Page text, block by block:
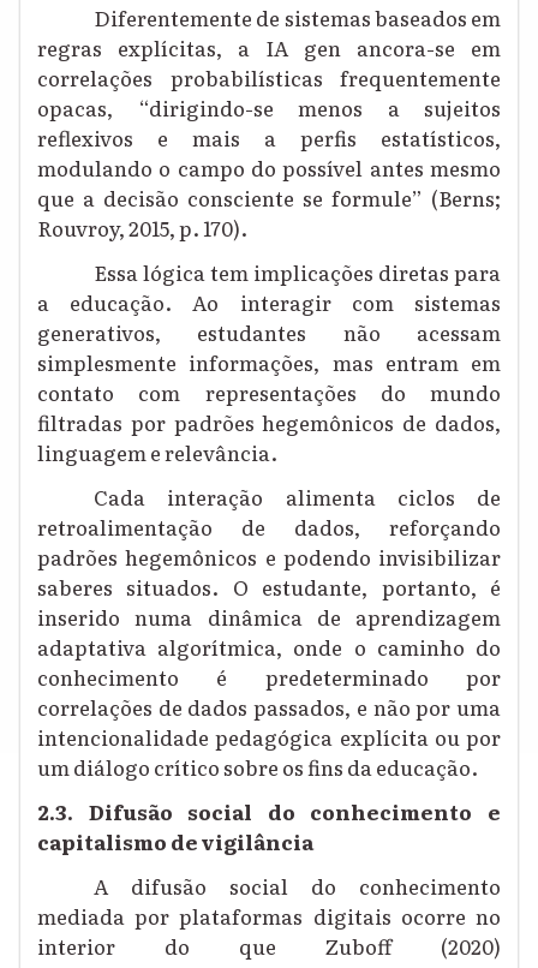
Diferentemente de sistemas baseados em
regras explícitas, a IA gen ancora-se em
correlações probabilísticas frequentemente
opacas, “dirigindo-se menos a sujeitos
reflexivos e mais a perfis estatísticos,
modulando o campo do possível antes mesmo
que a decisão consciente se formule” (Berns;
Rouvroy, 2015, p. 170).
Essa lógica tem implicações diretas para
a educação. Ao interagir com sistemas
generativos, estudantes não acessam
simplesmente informações, mas entram em
contato com representações do mundo
filtradas por padrões hegemônicos de dados,
linguagem e relevância.
Cada interação alimenta ciclos de
retroalimentação de dados, reforçando
padrões hegemônicos e podendo invisibilizar
saberes situados. O estudante, portanto, é
inserido numa dinâmica de aprendizagem
adaptativa algorítmica, onde o caminho do
conhecimento é predeterminado por
correlações de dados passados, e não por uma
intencionalidade pedagógica explícita ou por
um diálogo crítico sobre os fins da educação.
2.3. Difusão social do conhecimento e
capitalismo de vigilância
A difusão social do conhecimento
mediada por plataformas digitais ocorre no
interior do que Zuboff (2020)